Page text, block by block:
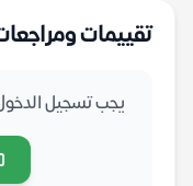
تقييمات
يجب تسجيل